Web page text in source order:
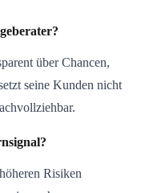
über Chancen,
seine Kunden nicht
Risiken